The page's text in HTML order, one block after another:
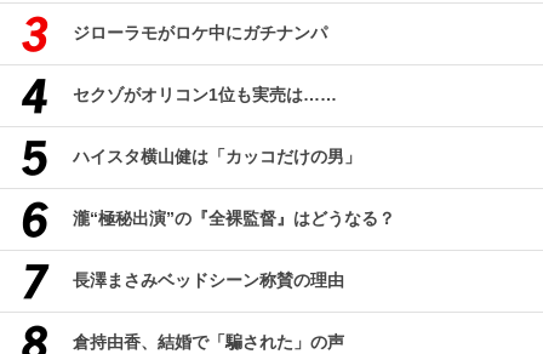
ジローラモがロケ中にガチナンパ
セクゾがオリコン1位も実売は……
ハイスタ横山健は「カッコだけの男」
瀧“極秘出演”の『全裸監督』はどうなる？
長澤まさみベッドシーン称賛の理由
倉持由香、結婚で「騙された」の声